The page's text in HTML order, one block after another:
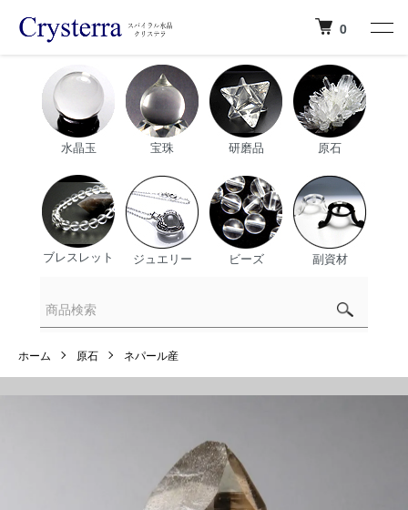
0
水晶玉 宝珠 研磨品 原石
ブレスレット ジュエリー ビーズ 副資材
ホーム 原石 ネパール産